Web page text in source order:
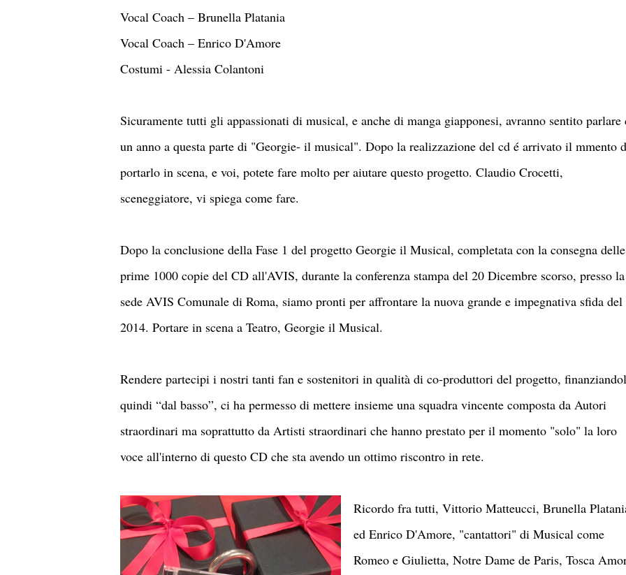
Vocal Coach – Brunella Platania
Vocal Coach – Enrico D'Amore
Costumi - Alessia Colantoni
Sicuramente tutti gli appassionati di musical, e anche di manga giapponesi, avranno sentito parlare
un anno a questa parte di "Georgie- il musical". Dopo la realizzazione del cd é arrivato il mmento
portarlo in scena, e voi, potete fare molto per aiutare questo progetto. Claudio Crocetti,
sceneggiatore, vi spiega come fare.
Dopo la conclusione della Fase 1 del progetto Georgie il Musical, completata con la consegna delle
prime 1000 copie del CD all'AVIS, durante la conferenza stampa del 20 Dicembre scorso, presso la
sede AVIS Comunale di Roma, siamo pronti per affrontare la nuova grande e impegnativa sfida del
2014. Portare in scena a Teatro, Georgie il Musical.
Rendere partecipi i nostri tanti fan e sostenitori in qualità di co-produttori del progetto,
quindi “dal basso”, ci ha permesso di mettere insieme una squadra vincente composta da Autori
straordinari ma soprattutto da Artisti straordinari che hanno prestato per il momento "solo" la loro
voce all'interno di questo CD che sta avendo un ottimo riscontro in rete.
Ricordo fra tutti, Vittorio Matteucci, Brunella
ed Enrico D'Amore, "cantattori" di Musical come
Romeo e Giulietta, Notre Dame de Paris, Tosca